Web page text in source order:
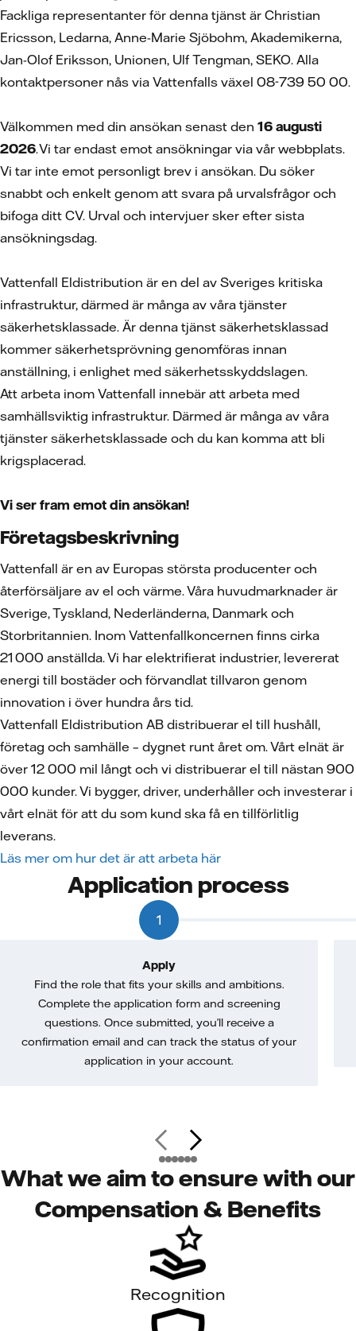
Fackliga representanter för denna tjänst är Christian
Ericsson, Ledarna, Anne-Marie Sjöbohm, Akademikerna,
Jan-Olof Eriksson, Unionen, Ulf Tengman, SEKO. Alla
kontaktpersoner nås via Vattenfalls växel 08-739 50 00.
Välkommen med din ansökan senast den 16 augusti
2026. Vi tar endast emot ansökningar via vår webbplats.
Vi tar inte emot personligt brev i ansökan. Du söker
snabbt och enkelt genom att svara på urvalsfrågor och
bifoga ditt CV. Urval och intervjuer sker efter sista
ansökningsdag.
Vattenfall Eldistribution är en del av Sveriges kritiska
infrastruktur, därmed är många av våra tjänster
säkerhetsklassade. Är denna tjänst säkerhetsklassad
kommer säkerhetsprövning genomföras innan
anställning, i enlighet med säkerhetsskyddslagen.
Att arbeta inom Vattenfall innebär att arbeta med
samhällsviktig infrastruktur. Därmed är många av våra
tjänster säkerhetsklassade och du kan komma att bli
krigsplacerad.
Vi ser fram emot din ansökan!
Företagsbeskrivning
Vattenfall är en av Europas största producenter och
återförsäljare av el och värme. Våra huvudmarknader är
Sverige, Tyskland, Nederländerna, Danmark och
Storbritannien. Inom Vattenfallkoncernen finns cirka
21 000 anställda. Vi har elektrifierat industrier, levererat
energi till bostäder och förvandlat tillvaron genom
innovation i över hundra års tid.
Vattenfall Eldistribution AB distribuerar el till hushåll,
företag och samhälle – dygnet runt året om. Vårt elnät är
över 12 000 mil långt och vi distribuerar el till nästan 900
000 kunder. Vi bygger, driver, underhåller och investerar i
vårt elnät för att du som kund ska få en tillförlitlig
leverans.
Läs mer om hur det är att arbeta här
Application process
1
Apply
Find the role that fits your skills and ambitions.
Complete the application form and screening
questions. Once submitted, you’ll receive a
confirmation email and can track the status of your
application in your account.
What we aim to ensure with our
Compensation & Benefits
Recognition